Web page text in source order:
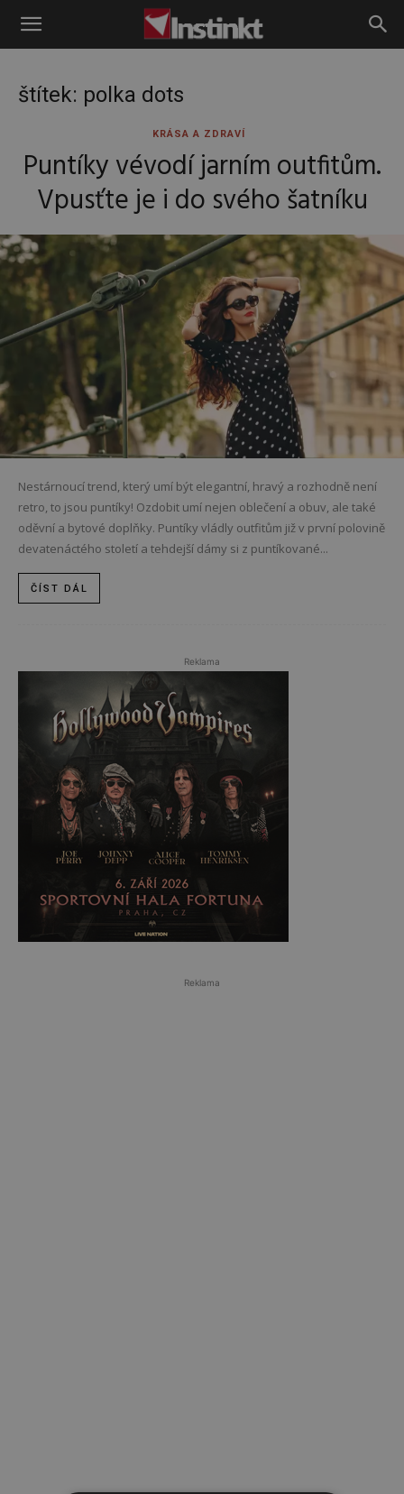
Instinkt
štítek: polka dots
KRÁSA A ZDRAVÍ
Puntíky vévodí jarním outfitům.
Vpusťte je i do svého šatníku
Nestárnoucí trend, který umí být elegantní, hravý a rozhodně není
retro, to jsou puntíky! Ozdobit umí nejen oblečení a obuv, ale také
oděvní a bytové doplňky. Puntíky vládly outfitům již v první polovině
devatenáctého století a tehdejší dámy si z puntíkované...
ČÍST DÁL
Reklama
Reklama